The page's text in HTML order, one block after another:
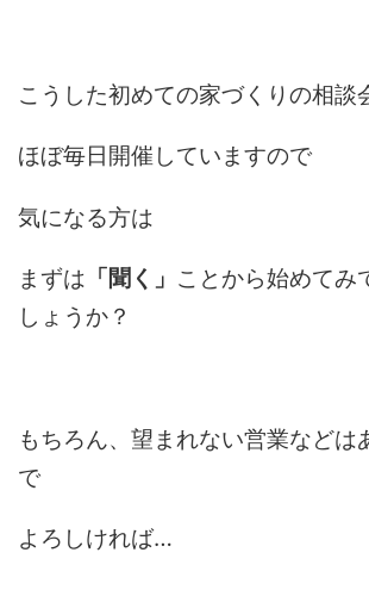
こうした初めての家づくりの相談
ほぼ毎日開催していますので
気になる方は
まずは 「聞く」 ことから始めてみ
しょうか？
もちろん、望まれない営業などは
で
よろしければ…